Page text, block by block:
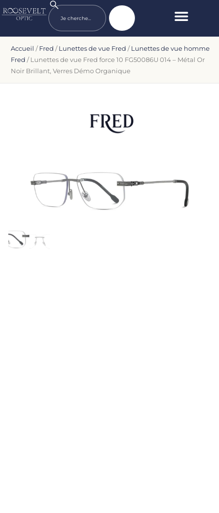
Accueil /Fred /Lunettes de vue Fred /Lunettes de vue homme
Fred / Lunettes de vue Fred force 10 FG50086U 014 – Métal Or
Noir Brillant, Verres Démo Organique